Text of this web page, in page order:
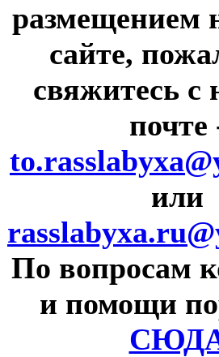
размещением
сайте,
свяжитесь с
почте
или
По вопросам
и помощи